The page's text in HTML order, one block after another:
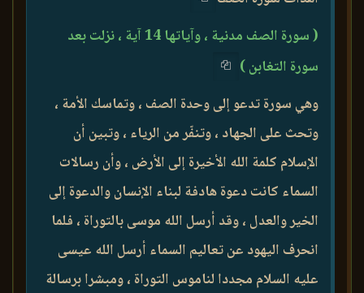
( سورة الصف مدنية ، وآياتها 14 آية ، نزلت بعد
سورة التغابن )
وهي سورة تدعو إلى وحدة الصف ، وتماسك الأمة ،
وتحث على الجهاد ، وتنفّر من الرياء ، وتبين أن
الإسلام كلمة الله الأخيرة إلى الأرض ، وأن رسالات
السماء كانت دعوة هادفة لبناء الإنسان والدعوة إلى
الخير والعدل ، وقد أرسل الله موسى بالتوراة ، فلما
انحرف اليهود عن تعاليم السماء أرسل الله عيسى
عليه السلام مجددا لناموس التوراة ، ومبشرا برسالة